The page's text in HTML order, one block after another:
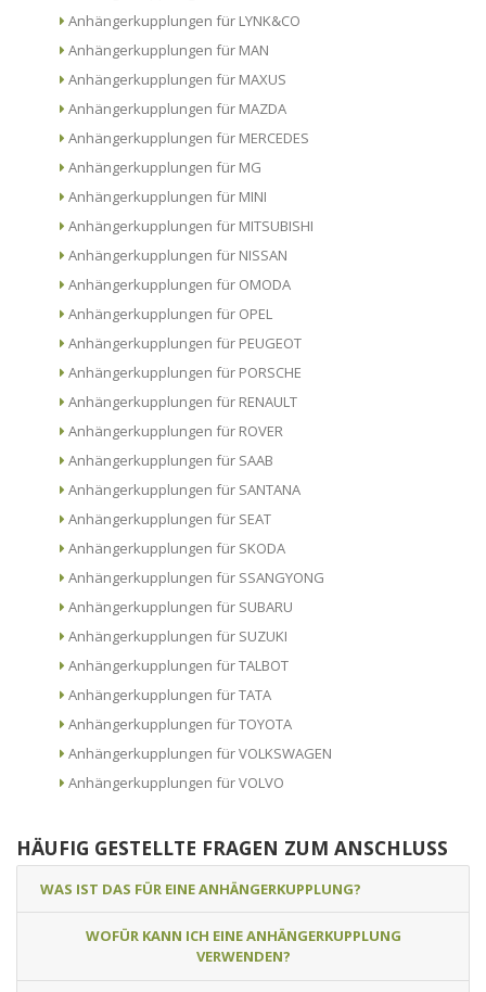
Anhängerkupplungen für LYNK&CO
Anhängerkupplungen für MAN
Anhängerkupplungen für MAXUS
Anhängerkupplungen für MAZDA
Anhängerkupplungen für MERCEDES
Anhängerkupplungen für MG
Anhängerkupplungen für MINI
Anhängerkupplungen für MITSUBISHI
Anhängerkupplungen für NISSAN
Anhängerkupplungen für OMODA
Anhängerkupplungen für OPEL
Anhängerkupplungen für PEUGEOT
Anhängerkupplungen für PORSCHE
Anhängerkupplungen für RENAULT
Anhängerkupplungen für ROVER
Anhängerkupplungen für SAAB
Anhängerkupplungen für SANTANA
Anhängerkupplungen für SEAT
Anhängerkupplungen für SKODA
Anhängerkupplungen für SSANGYONG
Anhängerkupplungen für SUBARU
Anhängerkupplungen für SUZUKI
Anhängerkupplungen für TALBOT
Anhängerkupplungen für TATA
Anhängerkupplungen für TOYOTA
Anhängerkupplungen für VOLKSWAGEN
Anhängerkupplungen für VOLVO
HÄUFIG GESTELLTE FRAGEN ZUM ANSCHLUSS
WAS IST DAS FÜR EINE ANHÄNGERKUPPLUNG?
WOFÜR KANN ICH EINE ANHÄNGERKUPPLUNG
VERWENDEN?